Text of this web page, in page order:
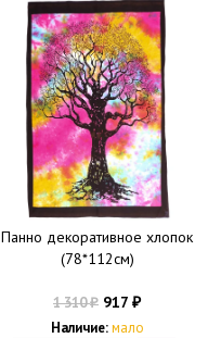
Панно декоративное хлопок
(78*112см)
1 310₽ 917 ₽
Наличие: мало